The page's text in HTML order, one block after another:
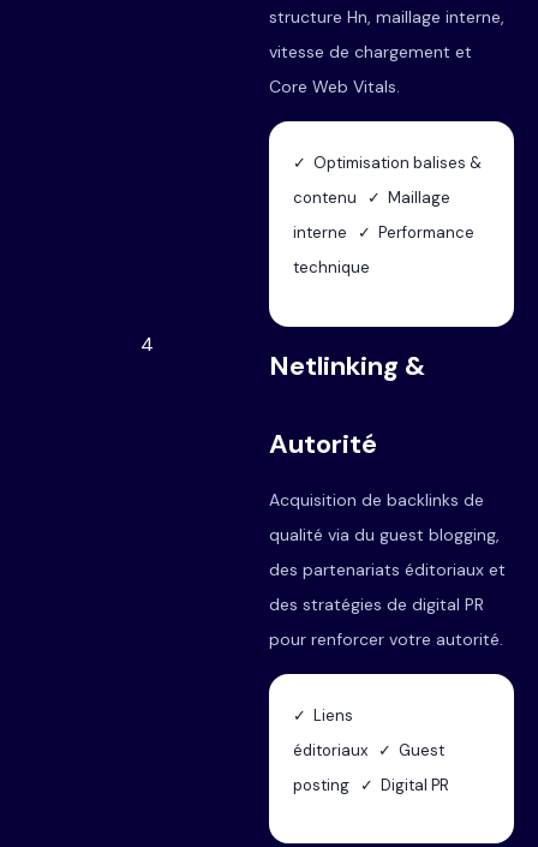
structure Hn, maillage interne,
vitesse de chargement et
Core Web Vitals.
✓ Optimisation balises &
contenu ✓ Maillage
interne ✓ Performance
technique
4
Netlinking &
Autorité
Acquisition de backlinks de
qualité via du guest blogging,
des partenariats éditoriaux et
des stratégies de digital PR
pour renforcer votre autorité.
✓ Liens
éditoriaux ✓ Guest
posting ✓ Digital PR